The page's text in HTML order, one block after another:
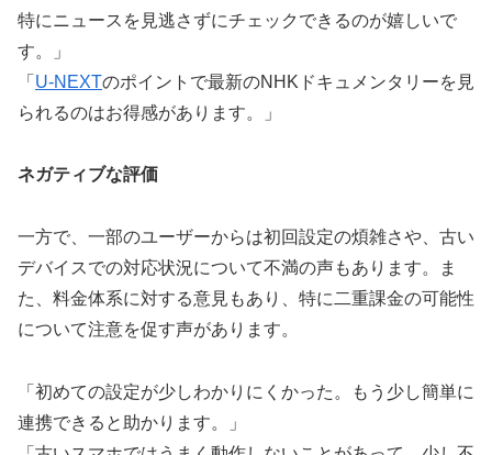
特にニュースを見逃さずにチェックできるのが嬉しいで
す。」
「 U-NEXTのポイントで最新のNHKドキュメンタリーを見
られるのはお得感があります。」
ネガティブな評価
一方で、一部のユーザーからは初回設定の煩雑さや、古い
デバイスでの対応状況について不満の声もあります。ま
た、料金体系に対する意見もあり、特に二重課金の可能性
について注意を促す声があります。
「初めての設定が少しわかりにくかった。もう少し簡単に
連携できると助かります。」